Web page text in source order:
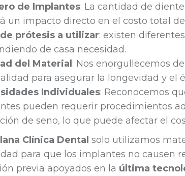
de Implantes: La cantidad de
un impacto directo en el costo total
prótesis a utilizar: existen
de casa necesidad.
del Material : Nos enorgullecemos
para asegurar la longevidad y el
Individuales: Reconocemos
pueden requerir procedimientos
de seno, lo que puede afectar el
Clínica Dental solo utilizamos
para que los implantes no causen
previa apoyados en la última